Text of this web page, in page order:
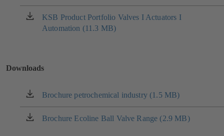
in
una
nuova
KSB Product Portfolio Valves I Actuators I
Automation (11.3 MB)
(si
apre
scheda)
Downloads
Brochure petrochemical industry (1.5 MB)
(si
apre
in
Brochure Ecoline Ball Valve Range (2.9 MB)
(si